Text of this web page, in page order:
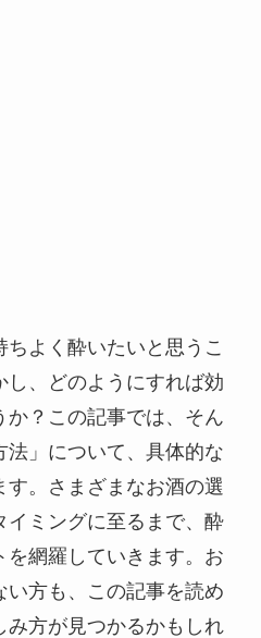
よく酔いたいと思うこ
し、どのようにすれば効
？この記事では、そん
法」について、具体的な
。さまざまなお酒の選
イミングに至るまで、酔
を網羅していきます。お
方も、この記事を読め
み方が見つかるかもしれ